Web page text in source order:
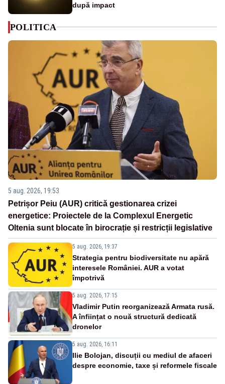
după impact
POLITICA
5 aug. 2026, 19:53
Petrișor Peiu (AUR) critică gestionarea crizei
energetice: Proiectele de la Complexul Energetic
Oltenia sunt blocate în birocrație și restricții legislative
5 aug. 2026, 19:37
Strategia pentru biodiversitate nu apără
interesele României. AUR a votat
împotrivă
5 aug. 2026, 17:15
Vladimir Putin reorganizează Armata rusă.
A înființat o nouă structură dedicată
dronelor
5 aug. 2026, 16:11
Ilie Bolojan, discuții cu mediul de afaceri
despre economie, taxe și reformele fiscale